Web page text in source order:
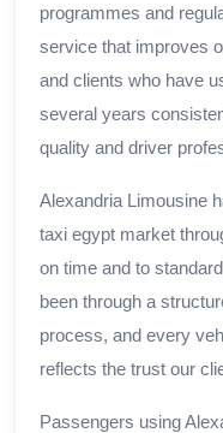
programmes and
service that improves
and clients who have
several years
quality and driver
Alexandria Limousine
taxi egypt market
on time and to
been through a
process, and every
reflects the trust our
Passengers using